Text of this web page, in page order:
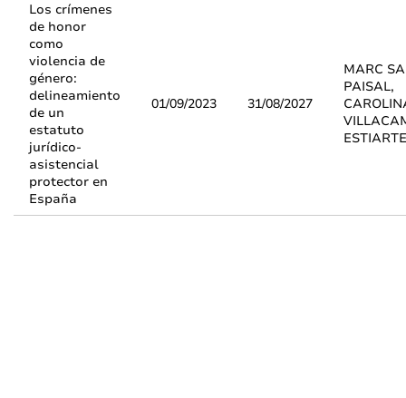
Los crímenes
de honor
como
violencia de
género:
delineamiento
de un
estatuto
jurídico-
asistencial
protector en
España
01/09/2023 31/08/2027
MARC
PAISAL,
ESTIARTE